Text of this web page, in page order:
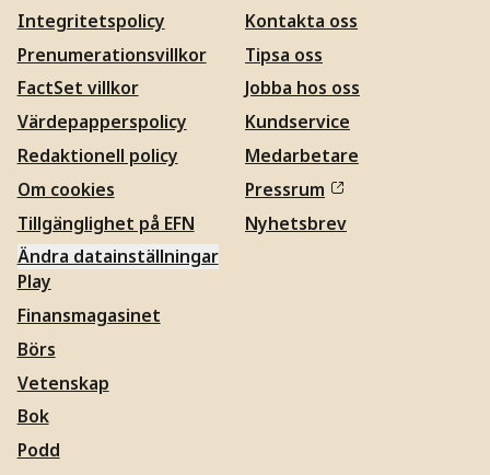
Integritetspolicy
Prenumerationsvillkor
FactSet villkor
Värdepapperspolicy
Redaktionell policy
Om cookies
Tillgänglighet på EFN
Ändra datainställningar
Kontakta oss
Tipsa oss
Jobba hos oss
Kundservice
Medarbetare
Pressrum
Nyhetsbrev
Play
Finansmagasinet
Börs
Vetenskap
Bok
Podd